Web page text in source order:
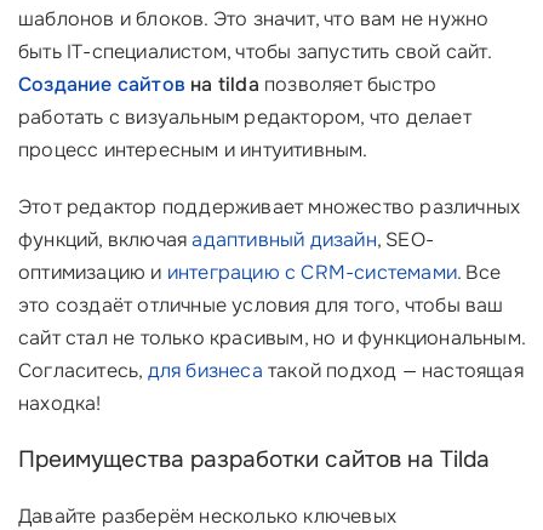
шаблонов и блоков. Это значит, что вам не нужно
быть IT-специалистом, чтобы запустить свой сайт.
Создание сайтов на tilda позволяет быстро
работать с визуальным редактором, что делает
процесс интересным и интуитивным.
Этот редактор поддерживает множество различных
функций, включаяадаптивный дизайн, SEO-
оптимизацию и интеграцию с CRM-системами. Все
это создаёт отличные условия для того, чтобы ваш
сайт стал не только красивым, но и функциональным.
Согласитесь, для бизнеса такой подход — настоящая
находка!
Преимущества разработки сайтов на Tilda
Давайте разберём несколько ключевых